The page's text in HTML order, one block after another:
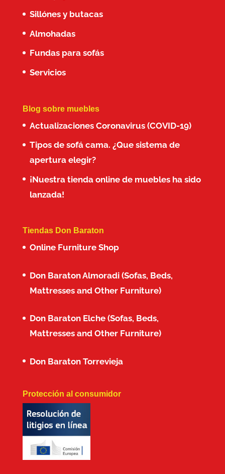
Sillónes y butacas
Almohadas
Fundas para sofás
Servicios
Blog sobre muebles
Actualizaciones Coronavirus (COVID-19)
Tipos de sofá cama. ¿Que sistema de
apertura elegir?
¡Nuestra tienda online de muebles ha sido
lanzada!
Tiendas Don Baraton
Online Furniture Shop
Don Baraton Almoradi (Sofas, Beds,
Mattresses and Other Furniture)
Don Baraton Elche (Sofas, Beds,
Mattresses and Other Furniture)
Don Baraton Torrevieja
Protección al consumidor